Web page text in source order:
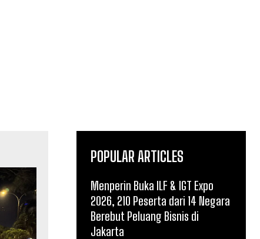
POPULAR ARTICLES
Menperin Buka ILF & IGT Expo
2026, 210 Peserta dari 14 Negara
Berebut Peluang Bisnis di
Jakarta